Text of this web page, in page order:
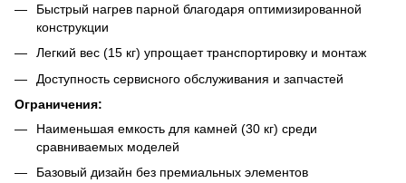
Быстрый нагрев парной благодаря оптимизированной
конструкции
Легкий вес (15 кг) упрощает транспортировку и монтаж
Доступность сервисного обслуживания и запчастей
Ограничения:
Наименьшая емкость для камней (30 кг) среди
сравниваемых моделей
Базовый дизайн без премиальных элементов